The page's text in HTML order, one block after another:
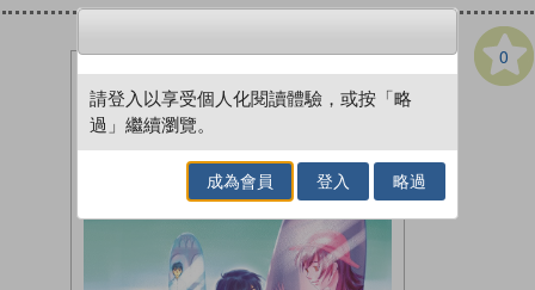
0
請登入以享受個人化閱讀體驗，或按「略
過」繼續瀏覽。
成為會員 登入 略過